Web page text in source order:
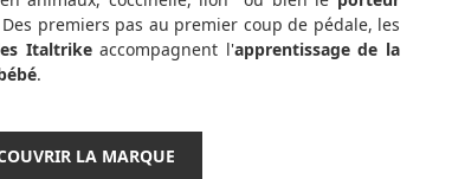
premiers pas au premier coup de pédale, les
Italtrikeaccompagnent l'apprentissage de la
.
LA MARQUE